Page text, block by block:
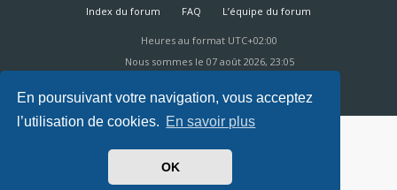
En poursuivant votre navigation, vous acceptez
l’utilisation de cookies. En savoir plus
OK
Index du forum FAQ L’équipe du forum
Heures au format UTC+02:00
Nous sommes le 07 août 2026, 23:05
Ravaio Theme by Gramziu